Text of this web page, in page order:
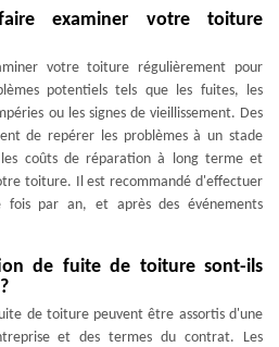
examiner votre toiture
votre toiture régulièrement pour
potentiels tels que les fuites, les
ou les signes de vieillissement. Des
de repérer les problèmes à un stade
coûts de réparation à long terme et
toiture. Il est recommandé d'effectuer
fois par an, et après des événements
de fuite de toiture sont-ils
de toiture peuvent être assortis d'une
et des termes du contrat. Les